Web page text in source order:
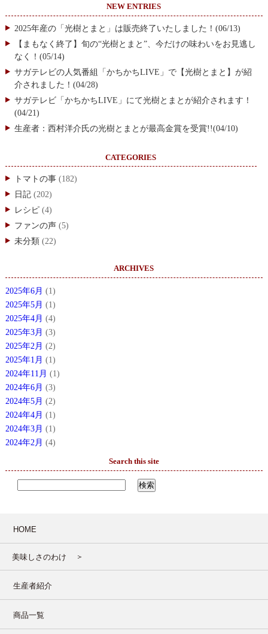
NEW ENTRIES
2025年産の「光樹とまと」は販売終了いたしました！(06/13)
【まもなく終了】旬の“光樹とまと”、今だけの味わいをお見逃し
なく！(05/14)
サガテレビの人気番組「かちかちLIVE」で【光樹とまと】が紹
介されました！(04/28)
サガテレビ「かちかちLIVE」にて光樹とまとが紹介されます！
(04/21)
生産者：西村洋介氏の光樹とまとが最高金賞を受賞!!(04/10)
CATEGORIES
トマトの事(182)
日記(202)
レシピ(4)
ファンの声(5)
未分類 (22)
ARCHIVES
2025年6月 (1)
2025年5月 (1)
2025年4月 (4)
2025年3月 (3)
2025年2月 (2)
2025年1月 (1)
2024年11月 (1)
2024年6月 (3)
2024年5月 (2)
2024年4月 (1)
2024年3月 (1)
2024年2月 (4)
Search this site
HOME
美味しさのわけ
生産者紹介
商品一覧